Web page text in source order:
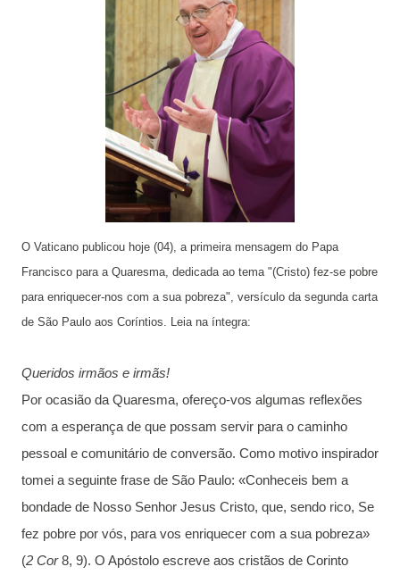
O Vaticano publicou hoje (04), a primeira mensagem do Papa
Francisco para a Quaresma, dedicada ao tema "(Cristo) fez-se pobre
para enriquecer-nos com a sua pobreza", versículo da segunda carta
de São Paulo aos Coríntios. Leia na íntegra:
Queridos irmãos e irmãs!
Por ocasião da Quaresma, ofereço-vos algumas reflexões
com a esperança de que possam servir para o caminho
pessoal e comunitário de conversão. Como motivo inspirador
tomei a seguinte frase de São Paulo: «Conheceis bem a
bondade de Nosso Senhor Jesus Cristo, que, sendo rico, Se
fez pobre por vós, para vos enriquecer com a sua pobreza»
(2 Cor8, 9). O Apóstolo escreve aos cristãos de Corinto